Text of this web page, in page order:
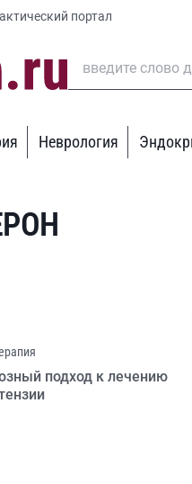
портал
Неврология
подход к лечению